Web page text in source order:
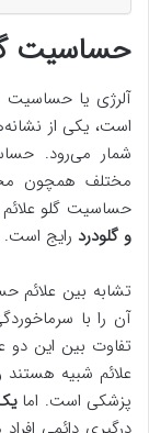
حساسیت
آلرژی یا حساسیت
است، یکی از
شمار می‌رود.
مختلف همچون
حساسیت گلو
و گلودرد رایج است.
تشابه بین علائم
آن را با
تفاوت بین این دو
علائم شبیه هستند
پزشکی است. اما